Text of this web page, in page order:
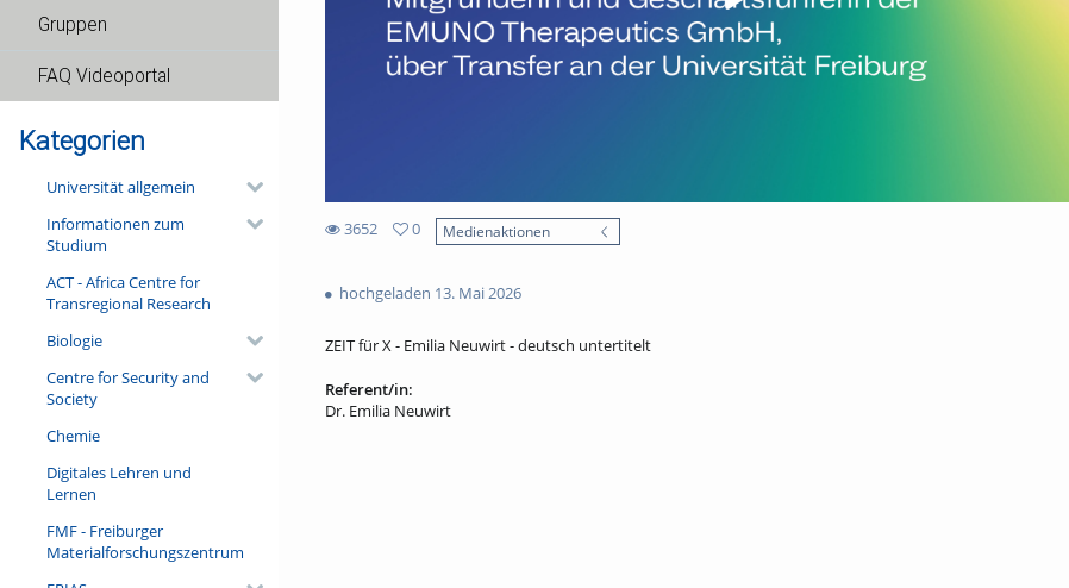
Gruppen
FAQ Videoportal
Kategorien
Universität allgemein
Informationen zum
Studium
ACT - Africa Centre for
Transregional Research
Biologie
Centre for Security and
Society
Chemie
Digitales Lehren und
Lernen
FMF - Freiburger
Materialforschungszentrum
3652
views
0
Medienaktionen
hochgeladen 13. Mai 2026
ZEIT für X - Emilia Neuwirt - deutsch untertitelt
Referent/in:
Dr. Emilia Neuwirt